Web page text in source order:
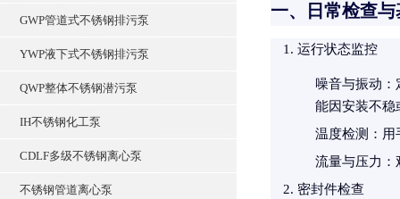
GWP管道式不锈钢排污泵
YWP液下式不锈钢排污泵
QWP整体不锈钢潜污泵
IH不锈钢化工泵
CDLF多级不锈钢离心泵
不锈钢管道离心泵
一、日常检查
运行状态监控
噪音与振动
能因安装不稳
温度检测 ：
流量与压力
密封件检查